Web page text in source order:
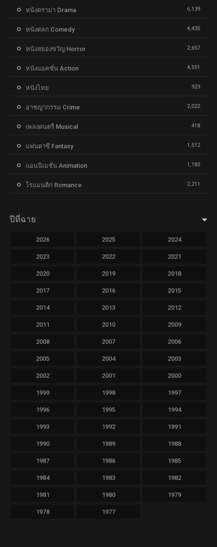
หนังดราม่า Drama 6,139
หนังตลก Comedy 4,435
หนังสยองขวัญ Horror 2,657
หนังแอคชั่น Action 4,551
หนังไทย 929
อาชญากรรม Crime 2,022
เพลงดนตรี Musical 418
แฟนตาซี Fantasy 1,512
แอนนิเมชั่น Animation 1,183
โรแมนติก Romance 2,211
ปีที่ฉาย
2026 2025 2024
2023 2022 2021
2020 2019 2018
2017 2016 2015
2014 2013 2012
2011 2010 2009
2008 2007 2006
2005 2004 2003
2002 2001 2000
1999 1998 1997
1996 1995 1994
1993 1992 1991
1990 1989 1988
1987 1986 1985
1984 1983 1982
1981 1980 1979
1978 1977